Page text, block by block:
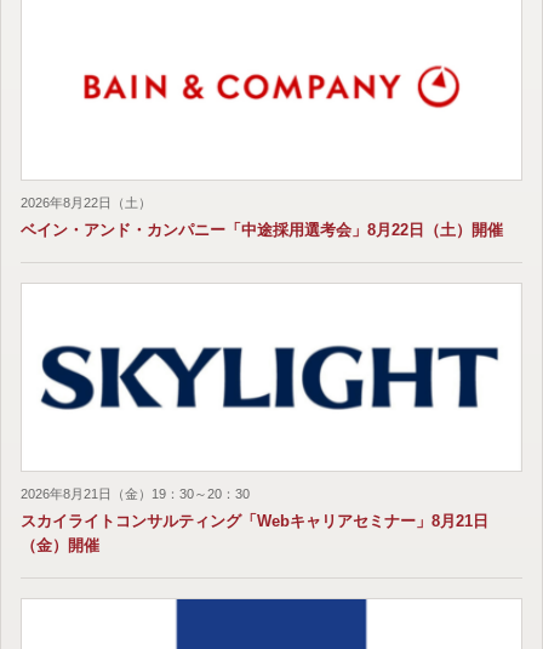
2026年8月22日（土）
ベイン・アンド・カンパニー「中途採用選考会」8月22日（土）開催
2026年8月21日（金）19：30～20：30
スカイライトコンサルティング「Webキャリアセミナー」8月21日
（金）開催